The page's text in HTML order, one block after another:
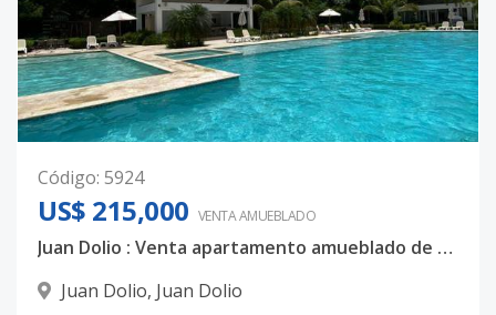
Código: 5924
US$ 215,000 VENTA AMUEBLADO
Juan Dolio : Venta apartamento amueblado de 2 Habs, US$215,000
Juan Dolio, Juan Dolio